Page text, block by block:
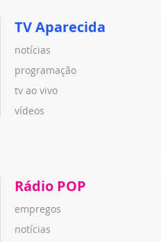
TV Aparecida
notícias
programação
tv ao vivo
vídeos
Rádio POP
empregos
notícias